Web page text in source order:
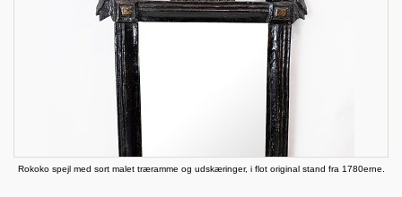
Rokoko spejl med sort malet træramme og udskæringer, i flot original stand fra 1780erne.